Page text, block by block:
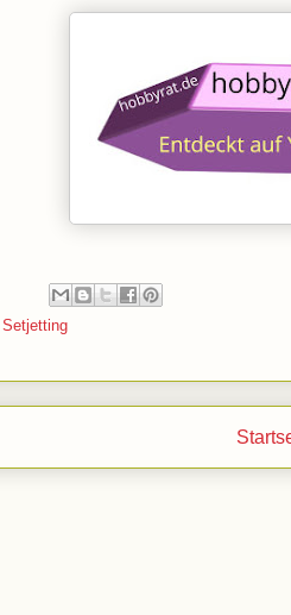
Setjetting